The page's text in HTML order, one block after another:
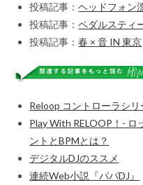
投稿記事：ヘッドフォン
投稿記事：ペダルスティ
投稿記事：春 × 音 IN 東京
Reloop コントローラシ
Play With RELOOP！- ロ
ントとBPMとは？
デジタルDJのススメ
連続Web小説『パパDJ』